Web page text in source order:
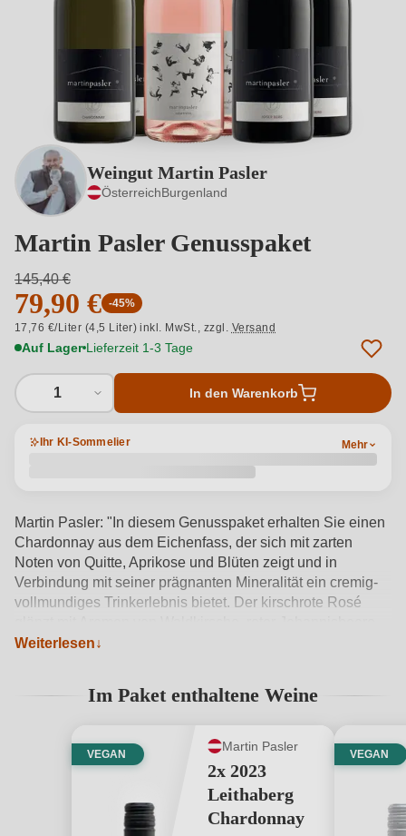
Weingut Martin Pasler
ÖsterreichBurgenland
Martin Pasler Genusspaket
145,40 €
79,90 € -45%
17,76 €/Liter (4,5 Liter) inkl. MwSt., zzgl. Versand
Auf Lager Lieferzeit 1-3 Tage
1 In den Warenkorb
Ihr KI-Sommelier Mehr
Martin Pasler: "In diesem Genusspaket erhalten Sie einen
Chardonnay aus dem Eichenfass, der sich mit zarten
Noten von Quitte, Aprikose und Blüten zeigt und in
Verbindung mit seiner prägnanten Mineralität ein cremig-
vollmundiges Trinkerlebnis bietet. Der kirschrote Rosé
und Erdbeeren. Perfekt als sommerliche Erfrischung. Auch
präsenten Beerenfrüchten am Gaumen. Drei besondere
Produktdetails anzeigen →
Weiterlesen
Im Paket enthaltene Weine
VEGAN
Martin Pasler
2x 2023
Leithaberg
Chardonnay
VEGAN